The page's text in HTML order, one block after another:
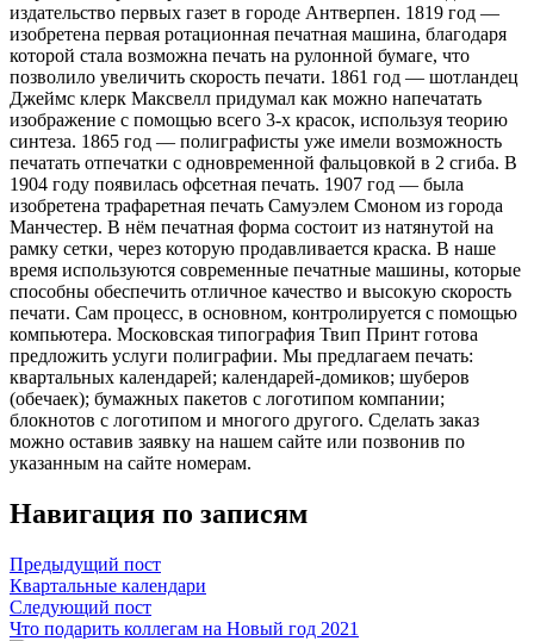
издательство первых газет в городе Антверпен. 1819 год —
изобретена первая ротационная печатная машина, благодаря
которой стала возможна печать на рулонной бумаге, что
позволило увеличить скорость печати. 1861 год — шотландец
Джеймс клерк Максвелл придумал как можно напечатать
изображение с помощью всего 3-х красок, используя теорию
синтеза. 1865 год — полиграфисты уже имели возможность
печатать отпечатки с одновременной фальцовкой в 2 сгиба. В
1904 году появилась офсетная печать. 1907 год — была
изобретена трафаретная печать Самуэлем Смоном из города
Манчестер. В нём печатная форма состоит из натянутой на
рамку сетки, через которую продавливается краска. В наше
время используются современные печатные машины, которые
способны обеспечить отличное качество и высокую скорость
печати. Сам процесс, в основном, контролируется с помощью
компьютера. Московская типография Твип Принт готова
предложить услуги полиграфии. Мы предлагаем печать:
квартальных календарей; календарей-домиков; шуберов
(обечаек); бумажных пакетов с логотипом компании;
блокнотов с логотипом и многого другого. Сделать заказ
можно оставив заявку на нашем сайте или позвонив по
указанным на сайте номерам.
Навигация по записям
Предыдущий пост
Квартальные календари
Следующий пост
Что подарить коллегам на Новый год 2021